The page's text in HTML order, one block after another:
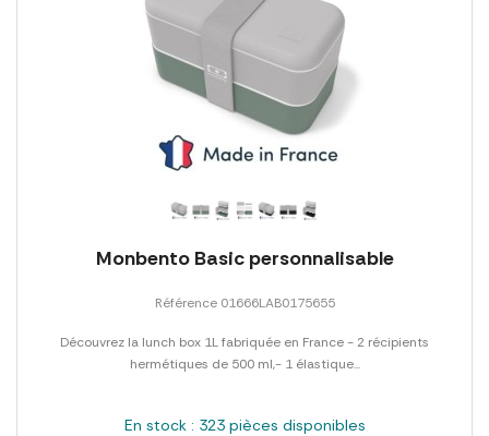
Monbento Basic personnalisable
Référence 01666LAB0175655
Découvrez la lunch box 1L fabriquée en France - 2 récipients
hermétiques de 500 ml,- 1 élastique...
En stock : 323 pièces disponibles